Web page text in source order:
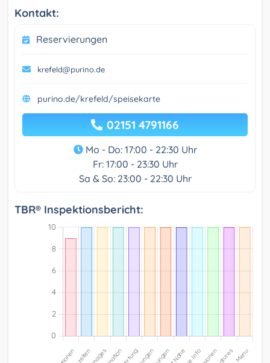
Kontakt:
Reservierungen
krefeld@purino.de
purino.de/krefeld/speisekarte
02151 4791166
Mo - Do: 17:00 - 22:30 Uhr
Fr: 17:00 - 23:30 Uhr
Sa & So: 23:00 - 22:30 Uhr
TBR® Inspektionsbericht: